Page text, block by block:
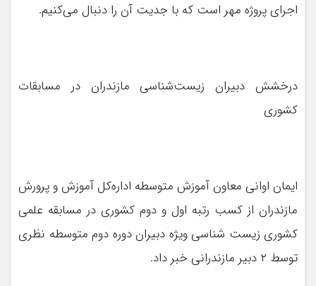
اجرای پروژه مهر است که با جدیت آن را دنبال می‌کنیم.
درخشش دبیران زیست‌شناسی مازندران در مسابقات
کشوری
ایمان اوانی معاون آموزش متوسطه اداره‌کل آموزش و پرورش
مازندران از کسب رتبه اول و دوم کشوری در مسابقه علمی
کشوری زیست شناسی ویژه دبیران دوره دوم متوسطه نظری
توسط ۲ دبیر مازندرانی خبر داد.